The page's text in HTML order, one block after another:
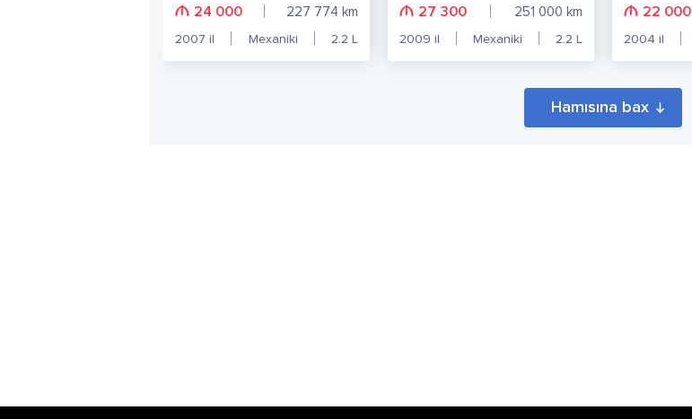
24 000
227 774 km
2007 il Mexaniki 2.2 L
27 300
251 000 km
2009 il Mexaniki 2.2 L
22 000
2004 il
Hamısına bax